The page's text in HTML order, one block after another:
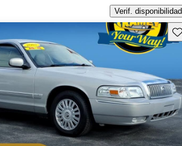
Verif. disponibilidad